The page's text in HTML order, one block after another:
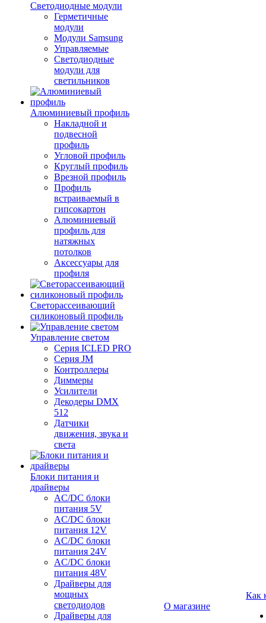
Светодиодные модули
Герметичные
модули
Модули Samsung
Управляемые
Светодиодные
модули для
светильников
Алюминиевый профиль
Накладной и
подвесной
профиль
Угловой профиль
Круглый профиль
Врезной профиль
Профиль
встраиваемый в
гипсокартон
Алюминиевый
профиль для
натяжных
потолков
Аксессуары для
профиля
Светорассеивающий
силиконовый профиль
Управление светом
Серия ICLED PRO
Серия JM
Контроллеры
Диммеры
Усилители
Декодеры DMX
512
Датчики
движения, звука и
света
Блоки питания и
драйверы
AC/DC блоки
питания 5V
AC/DC блоки
питания 12V
AC/DC блоки
питания 24V
AC/DC блоки
питания 48V
Драйверы для
мощных
светодиодов
Драйверы для
О магазине
Как